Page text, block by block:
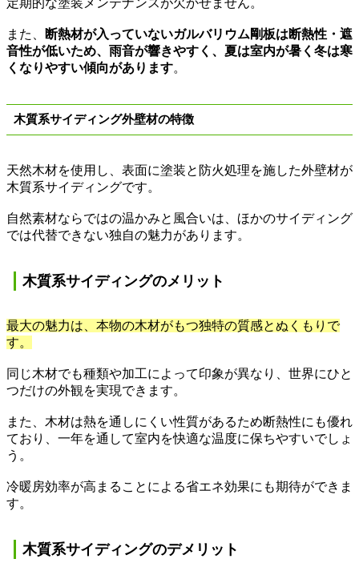
定期的な塗装メンテナンスが欠かせません。
また、
断熱材が入っていないガルバリウム剛板は断熱性・遮
音性が低いため、雨音が響きやすく、夏は室内が暑く冬は寒
くなりやすい傾向があります。
木質系サイディング外壁材の特徴
天然木材を使用し、表面に塗装と防火処理を施した外壁材が
木質系サイディングです。
自然素材ならではの温かみと風合いは、ほかのサイディング
では代替できない独自の魅力があります。
木質系サイディングのメリット
最大の魅力は、本物の木材がもつ独特の質感とぬくもりで
す。
同じ木材でも種類や加工によって印象が異なり、世界にひと
つだけの外観を実現できます。
また、木材は熱を通しにくい性質があるため断熱性にも優れ
ており、一年を通して室内を快適な温度に保ちやすいでしょ
う。
冷暖房効率が高まることによる省エネ効果にも期待ができま
す。
木質系サイディングのデメリット